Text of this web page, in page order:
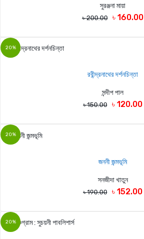
সুরঞ্জনা মায়া
৳ 200.00 ৳ 160.00
20%
রবীন্দ্রনাথের দর্শনচিন্তা
সন্দীপ পাল
৳ 150.00 ৳ 120.00
20%
জননী জন্মভূমি
সনজীদা খাতুন
৳ 190.00 ৳ 152.00
20%